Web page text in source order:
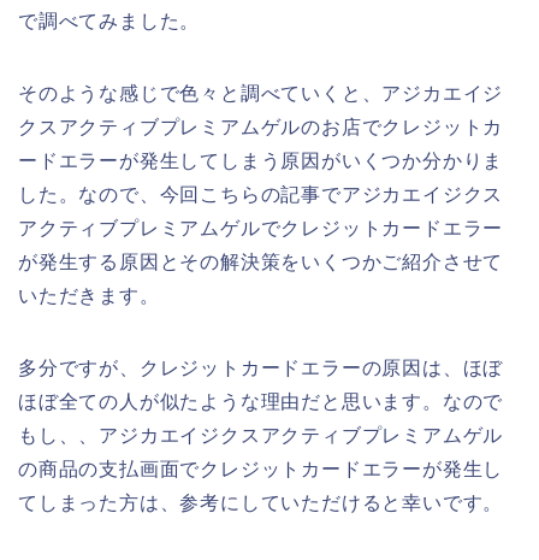
で調べてみました。
そのような感じで色々と調べていくと、アジカエイジ
クスアクティブプレミアムゲルのお店でクレジットカ
ードエラーが発生してしまう原因がいくつか分かりま
した。なので、今回こちらの記事でアジカエイジクス
アクティブプレミアムゲルでクレジットカードエラー
が発生する原因とその解決策をいくつかご紹介させて
いただきます。
多分ですが、クレジットカードエラーの原因は、ほぼ
ほぼ全ての人が似たような理由だと思います。なので
もし、、アジカエイジクスアクティブプレミアムゲル
の商品の支払画面でクレジットカードエラーが発生し
てしまった方は、参考にしていただけると幸いです。